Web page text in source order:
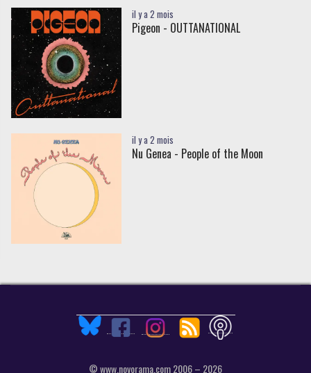
il y a 2 mois
Pigeon - OUTTANATIONAL
il y a 2 mois
Nu Genea - People of the Moon
© www.novorama.com 2006 – 2026